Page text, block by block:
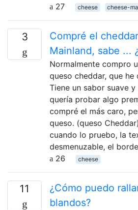
27
cheese cheese-
3
Compré el
Mainland, sabe ...
Normalmente compro
queso cheddar, que
Tiene un sabor suave
quería probar algo
compré el más caro,
queso. (queso
cuando lo pruebo, la
desmenuzable, el
26
cheese
11
¿Cómo puedo
blandos?